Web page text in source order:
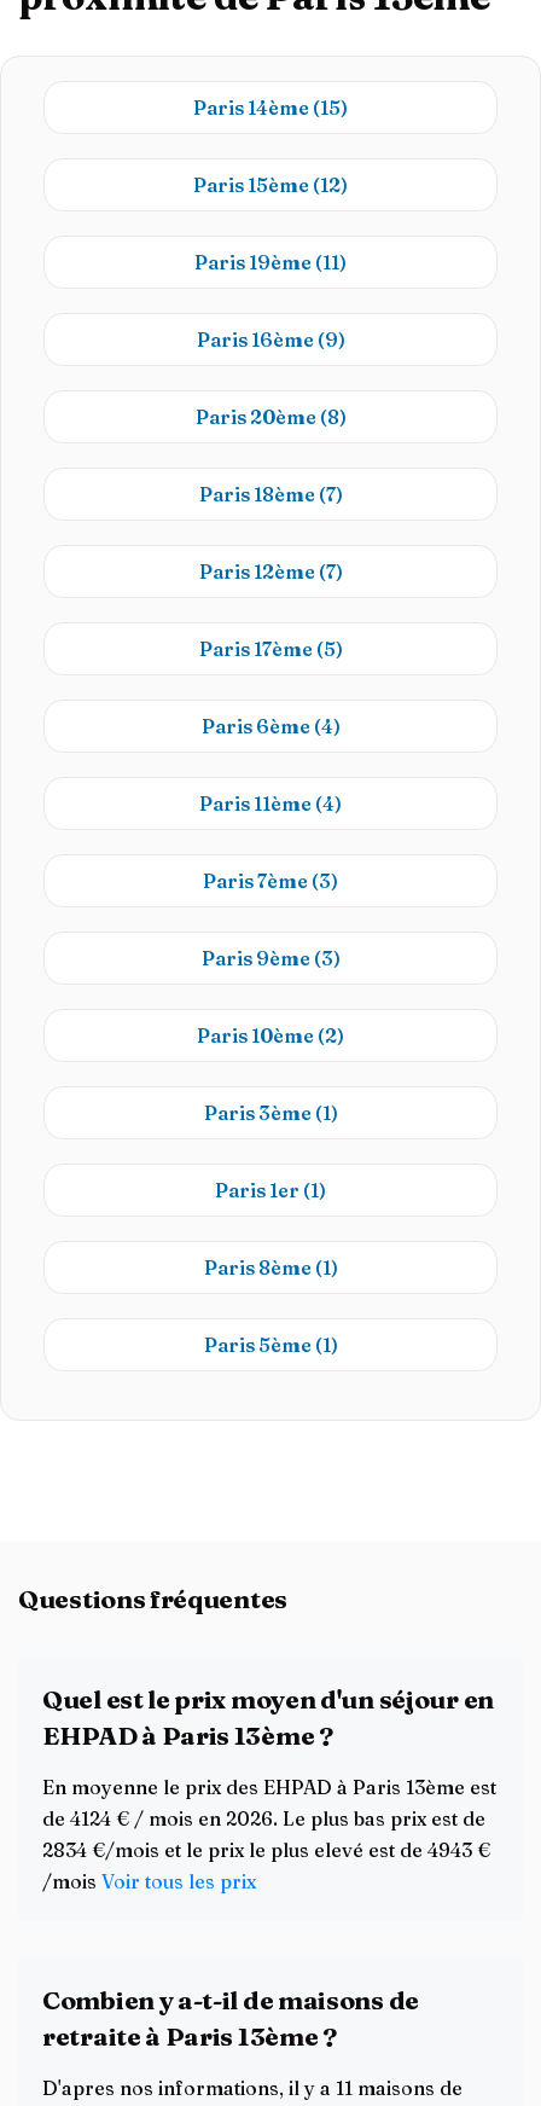
Paris 14ème (15)
Paris 15ème (12)
Paris 19ème (11)
Paris 16ème (9)
Paris 20ème (8)
Paris 18ème (7)
Paris 12ème (7)
Paris 17ème (5)
Paris 6ème (4)
Paris 11ème (4)
Paris 7ème (3)
Paris 9ème (3)
Paris 10ème (2)
Paris 3ème (1)
Paris 1er (1)
Paris 8ème (1)
Paris 5ème (1)
Questions fréquentes
Quel est le prix moyen d'un séjour en
EHPAD à Paris 13ème ?
En moyenne le prix des EHPAD à Paris 13ème est
de 4124 € / mois en 2026. Le plus bas prix est de
2834 €/mois et le prix le plus elevé est de 4943 €
/mois Voir tous les prix
Combien y a-t-il de maisons de
retraite à Paris 13ème ?
D'apres nos informations, il y a 11 maisons de